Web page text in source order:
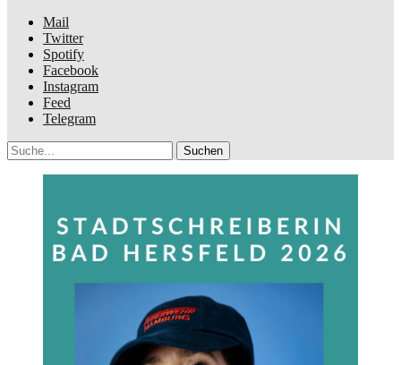
Mail
Twitter
Spotify
Facebook
Instagram
Feed
Telegram
Suche